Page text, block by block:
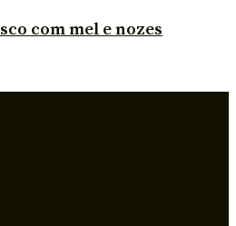
com mel e nozes